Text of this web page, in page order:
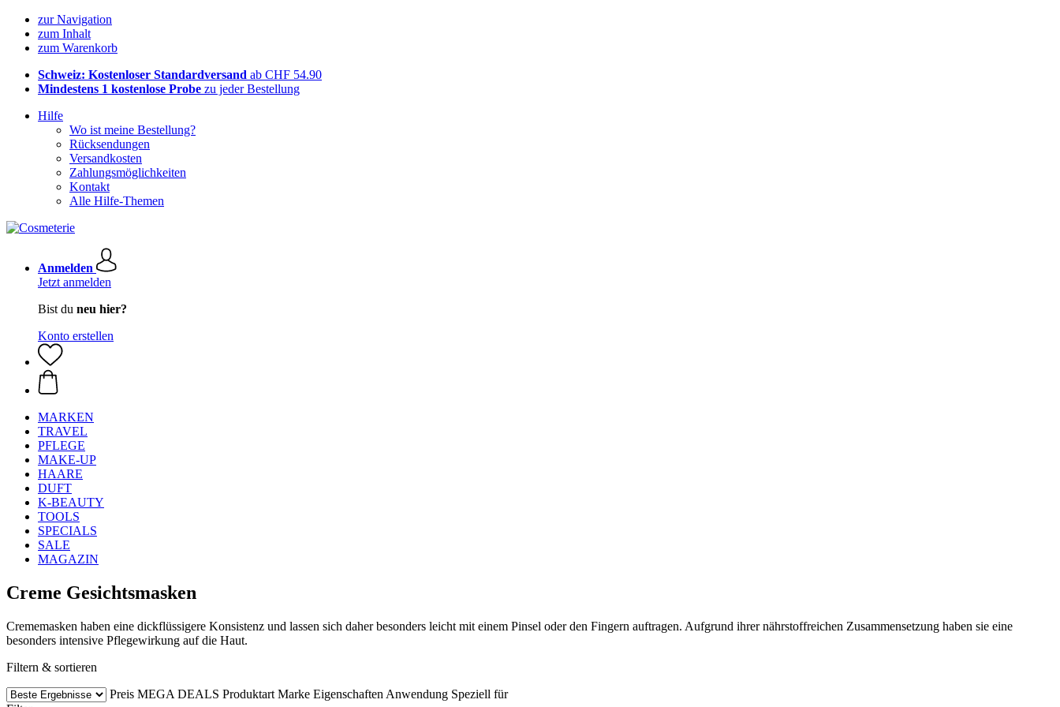
zur Navigation
zum Inhalt
zum Warenkorb
Schweiz: Kostenloser Standardversand ab CHF 54.90
Mindestens 1 kostenlose Probe zu jeder Bestellung
Hilfe
Wo ist meine Bestellung?
Rücksendungen
Versandkosten
Zahlungsmöglichkeiten
Kontakt
Alle Hilfe-Themen
Anmelden
Jetzt anmelden
Bist du neu hier?
Konto erstellen
MARKEN
TRAVEL
PFLEGE
MAKE-UP
HAARE
DUFT
K-BEAUTY
TOOLS
SPECIALS
SALE
MAGAZIN
Creme Gesichtsmasken
Crememasken haben eine dickflüssigere Konsistenz und lassen sich daher besonders leicht mit einem Pinsel oder den Fingern auftragen. Aufgrund ihrer nährstoffreichen Zusammensetzung haben sie eine
besonders intensive Pflegewirkung auf die Haut.
Filtern & sortieren
Preis MEGA DEALS Produktart Marke Eigenschaften Anwendung Speziell für